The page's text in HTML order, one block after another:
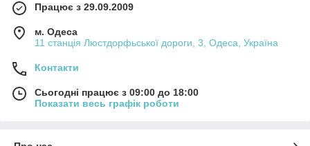
Працює з 29.09.2009
м. Одеса
11 станція Люстдорфьської дороги, 3, Одеса, Україна
Контакти
Сьогодні працює з 09:00 до 18:00
Показати весь графік роботи